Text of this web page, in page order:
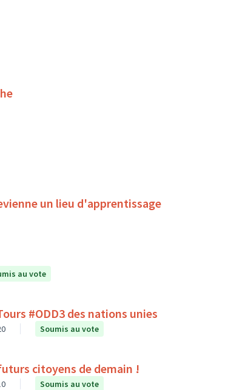
un lieu d'apprentissage
au vote
#ODD3 des nations unies
Soumis au vote
Corneille de Tours sont les futurs citoyens de demain !
Soumis au vote